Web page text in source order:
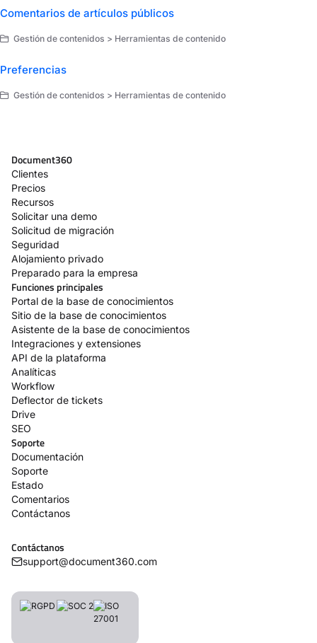
Comentarios de artículos públicos
Gestión de contenidos > Herramientas de contenido
Preferencias
Gestión de contenidos > Herramientas de contenido
Document360
Clientes
Precios
Recursos
Solicitar una demo
Solicitud de migración
Seguridad
Alojamiento privado
Preparado para la empresa
Funciones principales
Portal de la base de conocimientos
Sitio de la base de conocimientos
Asistente de la base de conocimientos
Integraciones y extensiones
API de la plataforma
Analíticas
Workflow
Deflector de tickets
Drive
SEO
Soporte
Documentación
Soporte
Estado
Comentarios
Contáctanos
Contáctanos
support@document360.com